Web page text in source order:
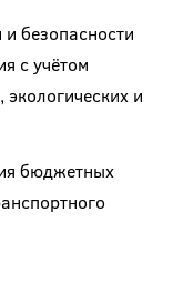
безопасности
с учётом
и
бюджетных